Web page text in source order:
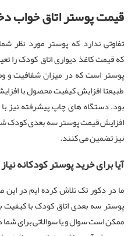
قیمت پوستر اتاق خواب
تفاوتی ندارد که پوستر مورد
که قیمت کاغذ دیواری اتاق کودک را
پوستر است که در میزان شفافیت و
طبیعتا افزایش کیفیت محصول با
بود. دستگاه های چاپ پیشرفته نیز
افزایش قیمت پوستر سه بعدی کودک
نیز تضمین می کنند.
آیا برای خرید پوستر کودکانه
ما در دکور تک تلاش کرده ایم در
پوستر سه بعدی اتاق کودک با کیفیت
ممکن است سوال و یا سوالاتی برای